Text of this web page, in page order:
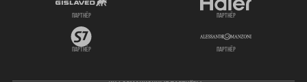
партнёр партнёр
партнёр партнёр